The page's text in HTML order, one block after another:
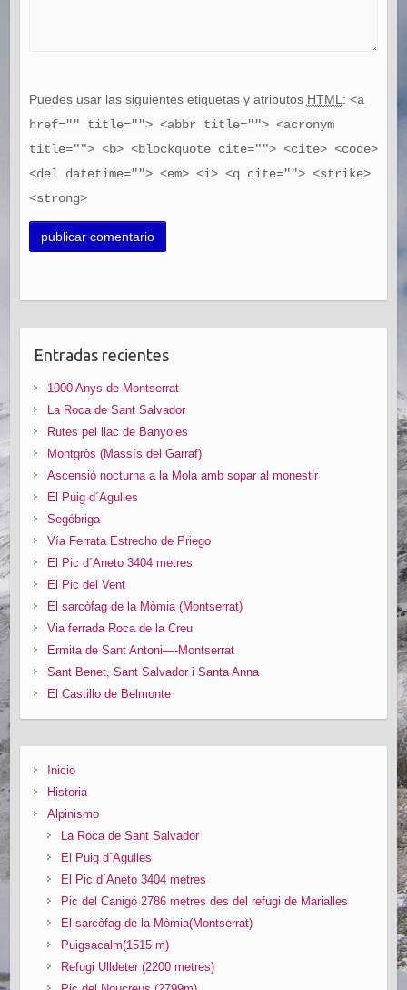
Puedes usar las siguientes etiquetas y atributos HTML: <a
href="" title=""> <abbr title=""> <acronym
title=""> <b> <blockquote cite=""> <cite> <code>
<del datetime=""> <em> <i> <q cite=""> <strike>
<strong>
Entradas recientes
1000 Anys de Montserrat
La Roca de Sant Salvador
Rutes pel llac de Banyoles
Montgròs (Massís del Garraf)
Ascensió nocturna a la Mola amb sopar al monestir
El Puig d´Agulles
Segóbriga
Vía Ferrata Estrecho de Priego
El Pic d´Aneto 3404 metres
El Pic del Vent
El sarcòfag de la Mòmia (Montserrat)
Via ferrada Roca de la Creu
Ermita de Sant Antoni—-Montserrat
Sant Benet, Sant Salvador i Santa Anna
El Castillo de Belmonte
Inicio
Historia
Alpinismo
La Roca de Sant Salvador
El Puig d´Agulles
El Pic d´Aneto 3404 metres
Pic del Canigó 2786 metres des del refugi de Marialles
El sarcòfag de la Mòmia(Montserrat)
Puigsacalm(1515 m)
Refugi Ulldeter (2200 metres)